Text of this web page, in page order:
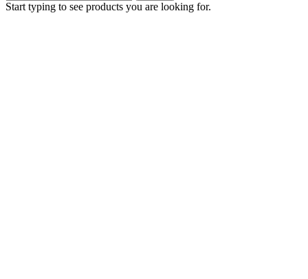
Start typing to see products you are looking for.